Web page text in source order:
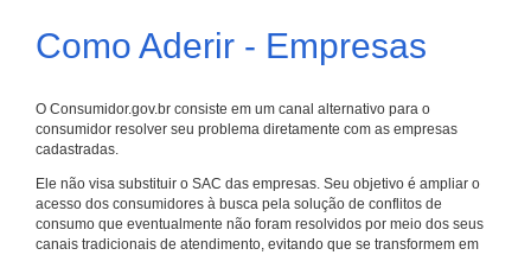
Como Aderir - Empresas
O Consumidor.gov.br consiste em um canal alternativo para o
consumidor resolver seu problema diretamente com as empresas
cadastradas.
Ele não visa substituir o SAC das empresas. Seu objetivo é ampliar o
acesso dos consumidores à busca pela solução de conflitos de
consumo que eventualmente não foram resolvidos por meio dos seus
canais tradicionais de atendimento, evitando que se transformem em